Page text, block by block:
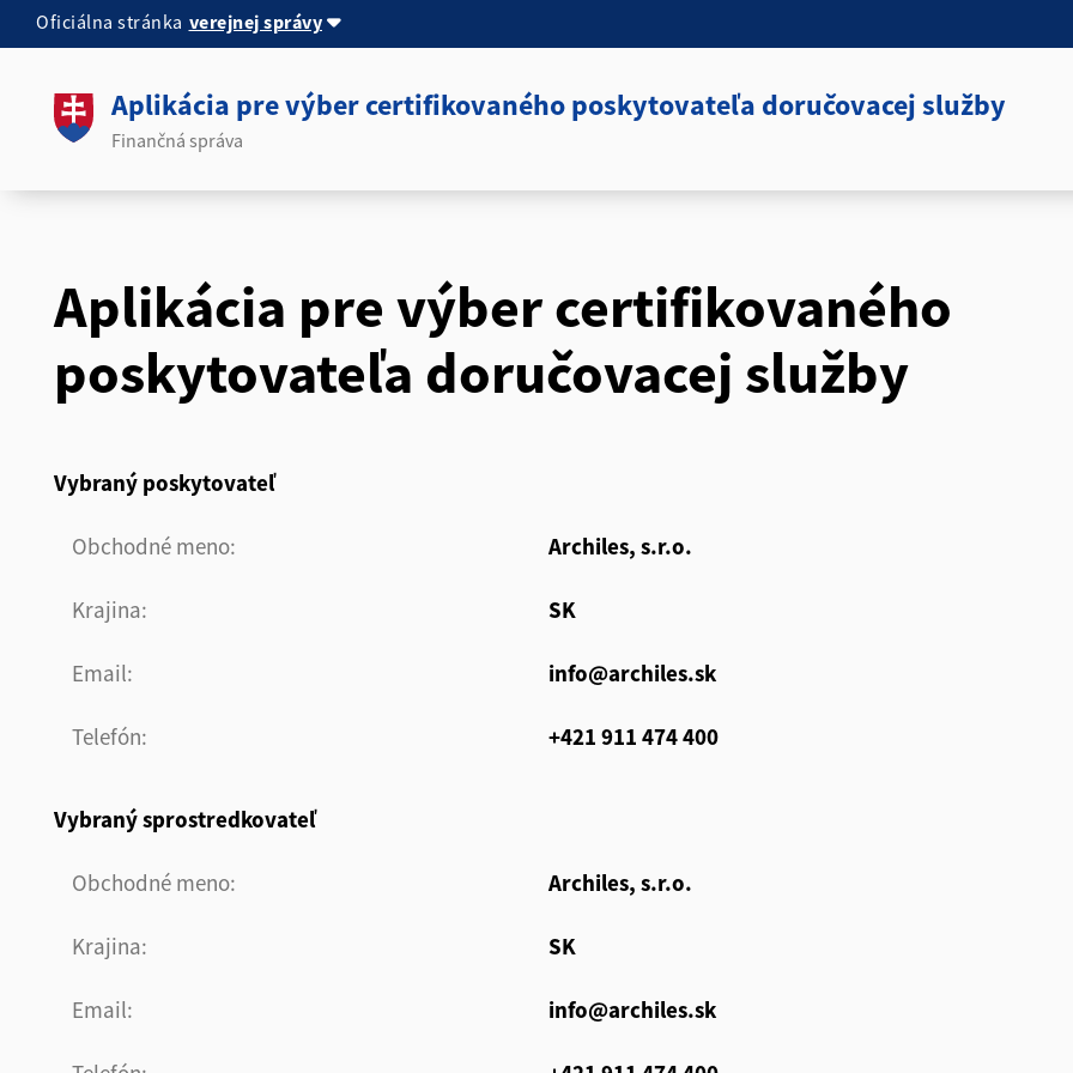
Oficiálna stránka verejnej správy
Aplikácia pre výber certifikovaného poskytovateľa doručovacej služby
Finančná správa
Aplikácia pre výber certifikovaného
poskytovateľa doručovacej služby
Vybraný poskytovateľ
Obchodné meno Archiles, s.r.o.
Krajina SK
Email info@archiles.sk
Telefón +421 911 474 400
Vybraný sprostredkovateľ
Obchodné meno Archiles, s.r.o.
Krajina SK
Email info@archiles.sk